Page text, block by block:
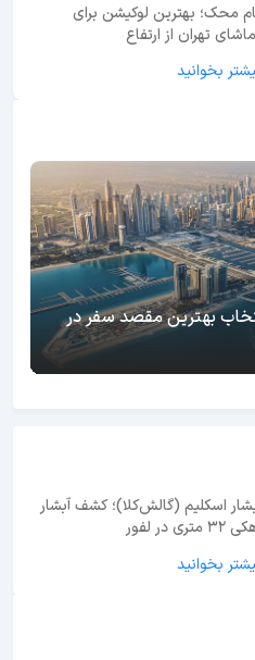
محک؛ بهترین لوکیشن برای
تهران از ارتفاع
بخوانید
بهترین مقصد سفر در
اسکلیم (گالش‌کلا)؛ کشف آبشار
متری در لفور
بخوانید